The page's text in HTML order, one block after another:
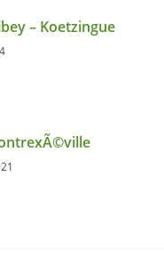
– Koetzingue